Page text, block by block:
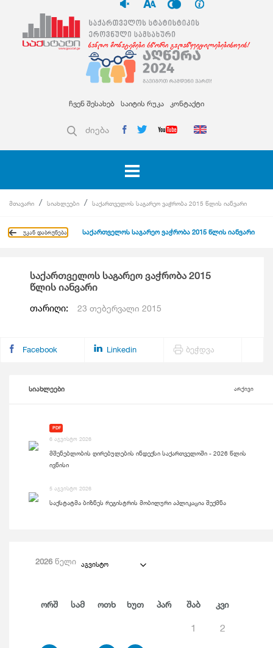
ჩვენ შესახებ საიტის რუკა კონტაქტი
ძიება
მთავარი სიახლეები საქართველოს საგარეო ვაჭრობა 2015 წლის იანვარი
უკან დაბრუნება საქართველოს საგარეო ვაჭრობა 2015 წლის იანვარი
საქართველოს საგარეო ვაჭრობა 2015
წლის იანვარი
თარიღი: 23 თებერვალი 2015
Facebook Linkedin ბეჭდვა
სიახლეები არქივი
PDF
6 აგვისტო 2026
მშენებლობის ღირებულების ინდექსი საქართველოში - 2026 წლის
ივნისი
5 აგვისტო 2026
საქსტატმა ბიზნეს რეგისტრის მობილური აპლიკაცია შექმნა
2026წელი აგვისტო
Ორშ Სამ Ოთხ Ხუთ Პარ Შაბ Კვი
1 2